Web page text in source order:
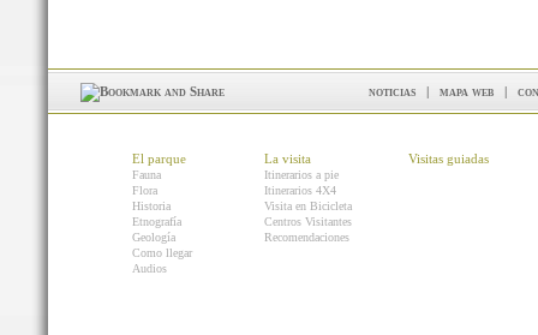
noticias | mapa web |
El parque
Fauna
Flora
Historia
Etnografía
Geología
Como llegar
Audios
La visita
Itinerarios a pie
Itinerarios 4X4
Visita en Bicicleta
Centros Visitantes
Recomendaciones
Visitas guiadas